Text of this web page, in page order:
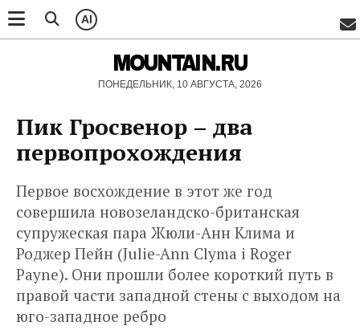
AI
MOUNTAIN.RU
ПОНЕДЕЛЬНИК, 10 АВГУСТА, 2026
Пик Гросвенор – два
первопрохождения
Первое восхождение в этот же год
совершила новозеландско-британская
супружеская пара Жюли-Анн Клима и
Роджер Пейн (Julie-Ann Clyma i Roger
Payne). Они прошли более короткий путь в
правой части западной стены с выходом на
юго-западное ребро